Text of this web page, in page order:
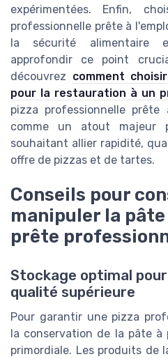
expérimentées. Enfin,
professionnelle prête à
la sécurité alimentaire
approfondir ce point
découvrez comment
pour la restauration à un
pizza professionnelle prête
comme un atout majeur
souhaitant allier rapidité,
offre de pizzas et de tartes.
Conseils pour
manipuler la
prête
Stockage optimal
qualité supérieure
Pour garantir une pizza
la conservation de la pâte
primordiale. Les produits de